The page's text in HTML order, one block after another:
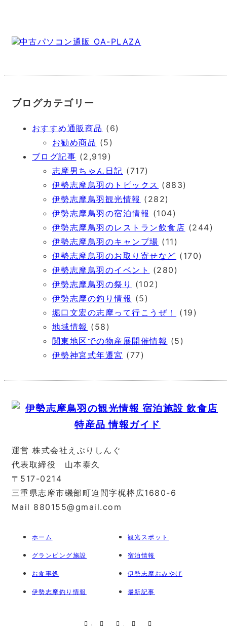
中古パソコン通販 OA-PLAZA
ブログカテゴリー
おすすめ通販商品 (6)
お勧め商品 (5)
ブログ記事 (2,919)
志摩男ちゃん日記 (717)
伊勢志摩鳥羽のトピックス (883)
伊勢志摩鳥羽観光情報 (282)
伊勢志摩鳥羽の宿泊情報 (104)
伊勢志摩鳥羽のレストラン飲食店 (244)
伊勢志摩鳥羽のキャンプ場 (11)
伊勢志摩鳥羽のお取り寄せなど (170)
伊勢志摩鳥羽のイベント
(280)
伊勢志摩鳥羽の祭り
(102)
伊勢志摩の釣り情報 (5)
堀口文宏の志摩って行こうぜ！
(19)
地域情報 (58)
関東地区での物産展開催情報 (5)
伊勢神宮式年遷宮 (77)
運営 株式会社えぶりしんぐ
代表取締役 山本泰久
〒517-0214
三重県志摩市磯部町迫間字梶棒広1680-6
Mail 880155@gmail.com
ホーム 観光スポット
グランピング施設 宿泊情報
お食事処 伊勢志摩おみやげ
伊勢志摩釣り情報 最新記事
Facebook
Instagram
Pinterest
RSS